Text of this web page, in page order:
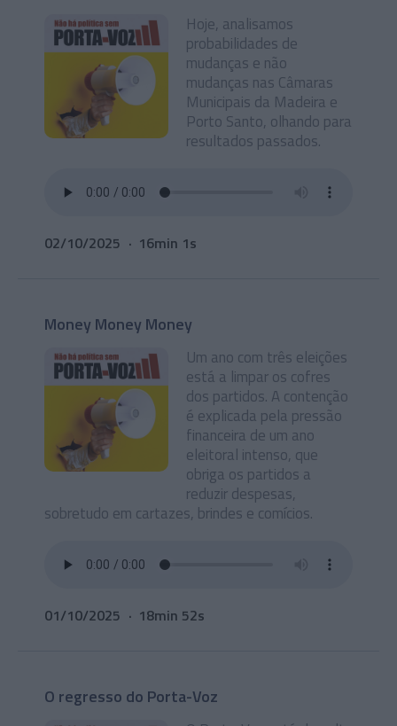
Hoje, analisamos
probabilidades de
mudanças e não
mudanças nas Câmaras
Municipais da Madeira e
Porto Santo, olhando para
resultados passados.
02/10/2025 16min 1s
Money Money Money
Um ano com três eleições
está a limpar os cofres
dos partidos. A contenção
é explicada pela pressão
financeira de um ano
eleitoral intenso, que
obriga os partidos a
reduzir despesas,
sobretudo em cartazes, brindes e comícios.
01/10/2025 18min 52s
O regresso do Porta-Voz